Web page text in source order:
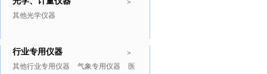
>
其他光学仪器
>
行业专用仪器
其他行业专用仪器 气象专用仪器
医
推广商品 更多>>